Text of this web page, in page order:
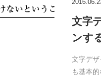
文字
ンす
文字デ
も基本